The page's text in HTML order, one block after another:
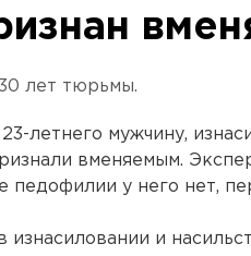
лет тюрьмы.
летнего мужчину,
вменяемым.
педофилии у него нет,
изнасиловании и